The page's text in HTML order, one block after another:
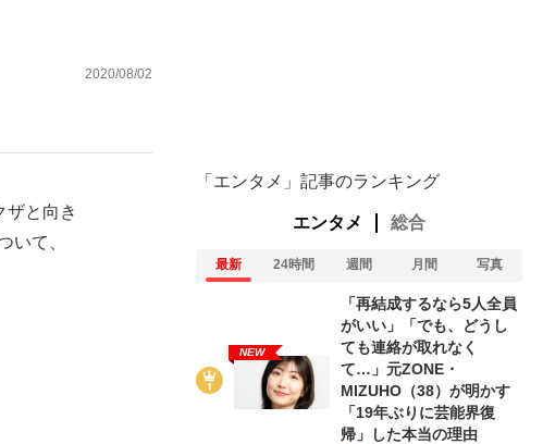
2020/08/02
ザと向き
いて、
「エンタメ」記事のランキング
エンタメ 総合
最新 24時間 週間 月間 写真
NEW
「再結成するなら5人全員
がいい」「でも、どうし
ても連絡が取れなく
て…」元ZONE・
MIZUHO（38）が明かす
「19年ぶりに芸能界復
帰」した本当の理由